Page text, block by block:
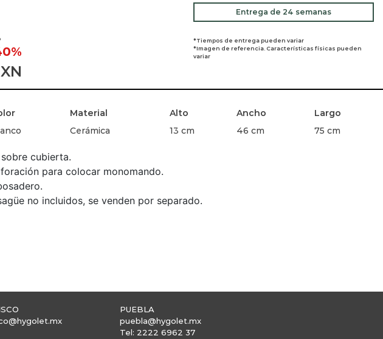
Entrega de 24 semanas
*Tiempos de entrega pueden variar
*Imagen de referencia. Características físicas pueden
variar
Material Alto Ancho
Largo
Cerámica 13 cm 46 cm 75 cm
cubierta.
para colocar monomando.
no incluidos, se venden por separado.
PUEBLA
puebla@hygolet.mx
Tel: 2222 6962 37